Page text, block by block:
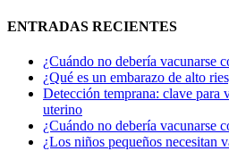
ENTRADAS RECIENTES
¿Cuándo no debería vacunarse
¿Qué es un embarazo de alto
Detección temprana: clave para
uterino
¿Cuándo no debería vacunarse
¿Los niños pequeños necesitan